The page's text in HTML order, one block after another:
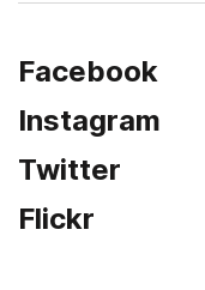
Facebook
Instagram
Twitter
Flickr